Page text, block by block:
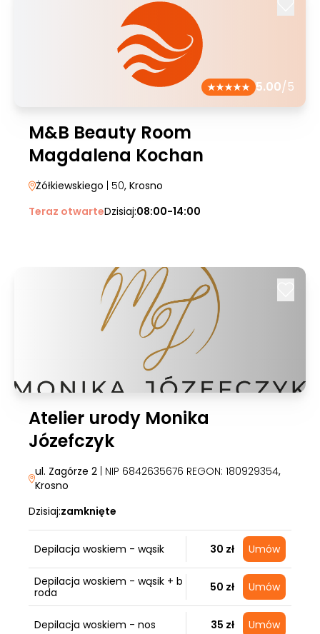
5.00/5
M&B Beauty Room
Magdalena Kochan
Żółkiewskiego | 50, Krosno
Teraz otwarteDzisiaj:08:00-14:00
Atelier urody Monika
Józefczyk
ul. Zagórze 2 | NIP 6842635676 REGON: 180929354,
Krosno
Dzisiaj:zamknięte
Depilacja woskiem - wąsik 30 zł Umów
Depilacja woskiem - wąsik + b
roda
50 zł Umów
Depilacja woskiem - nos 35 zł Umów